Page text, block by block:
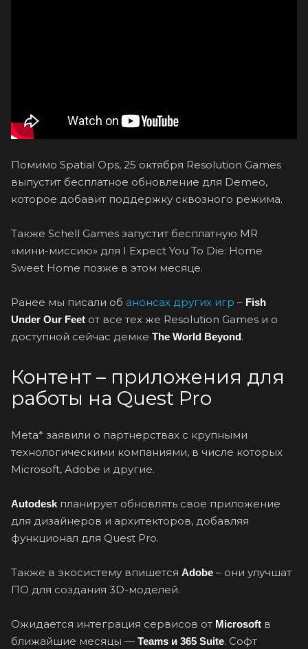
Помимо Spatial Ops, 25 октября Resolution Games
выпустит бесплатное обновление для Demeo,
которое добавит поддержку сквозного режима.
Также Schell Games запустит бесплатную MR
«мини-миссию» для I Expect You To Die: Home
Sweet Home позже в этом месяце.
Ранее мы писали об анонсах других игр – Fish
Under Our Feet от все тех же Resolution Games и о
доступной сейчас демке The World Beyond.
Контент – приложения для
работы на Quest Pro
Meta* заявили о партнерствах с крупными
технологическими компаниями, в числе которых
Microsoft, Adobe и другие.
Autodesk планирует обновлять свое приложение
для дизайнеров и архитекторов, добавляя
функционал для Quest Pro.
Также в экосистему впишется Adobe – они улучшат
ПО для создания 3D-моделей.
Ожидается интеграция сервисов от Microsoft в
ближайшие месяцы — Teams и 365 Suite. Софт